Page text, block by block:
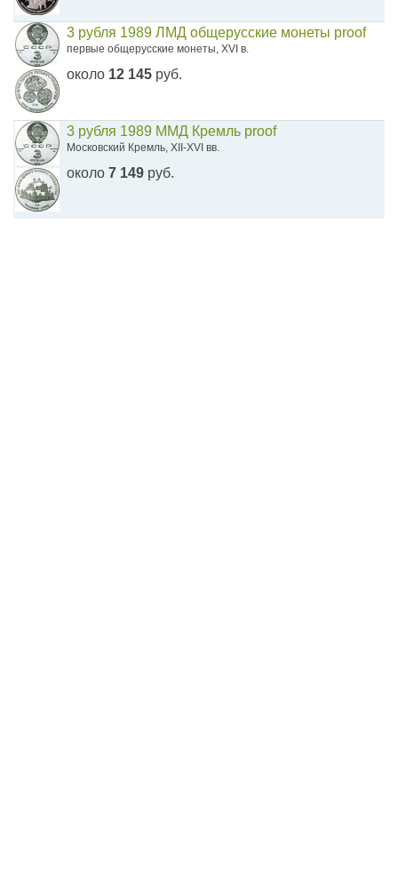
3 рубля 1989 ЛМД общерусские монеты proof
первые общерусские монеты, XVI в.
около 12 145 руб.
3 рубля 1989 ММД Кремль proof
Московский Кремль, XII-XVI вв.
около 7 149 руб.